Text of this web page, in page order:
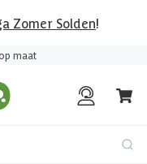
Zomer Solden!
maat